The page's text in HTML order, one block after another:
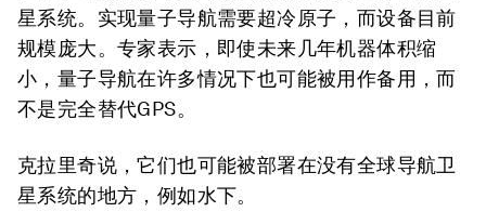
星系统。实现量子导航需要超冷原子，而设备目前
规模庞大。专家表示，即使未来几年机器体积缩
小，量子导航在许多情况下也可能被用作备用，而
不是完全替代GPS。
克拉里奇说，它们也可能被部署在没有全球导航卫
星系统的地方，例如水下。